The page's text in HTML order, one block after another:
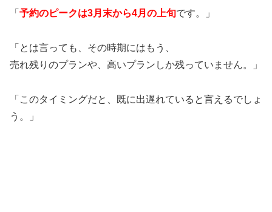
「 予約のピークは3月末から4月の上旬です。」
「とは言っても、その時期にはもう、
売れ残りのプランや、高いプランしか残っていません。」
「このタイミングだと、既に出遅れていると言えるでしょ
う。」